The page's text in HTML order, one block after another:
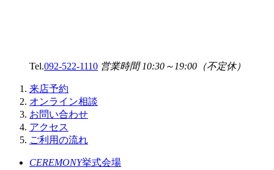
Tel.092-522-1110 営業時間 10:30～19:00（不定休）
来店予約
オンライン相談
お問い合わせ
アクセス
ご利用の流れ
CEREMONY挙式会場